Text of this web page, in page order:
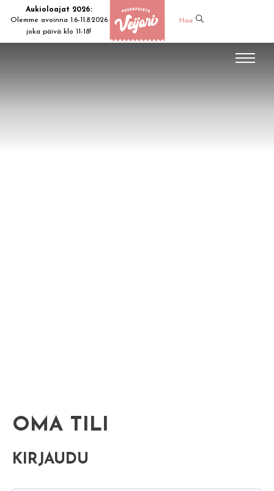
Aukioloajat 2026:
Olemme avoinna 1.6-11.8.2026
joka päivä klo 11-18!
Hae
OMA TILI
KIRJAUDU